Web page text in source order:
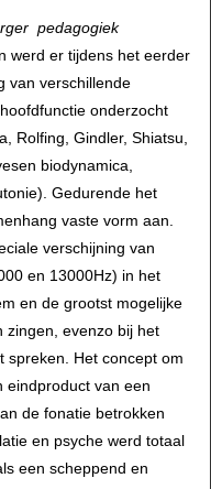
pedagogiek
werd er tijdens het eerder
van verschillende
onderzocht
Rolfing, Gindler, Shiatsu,
biodynamica,
Gedurende het
vaste vorm aan.
verschijning van
en 13000Hz) in het
en de grootst mogelijke
zingen, evenzo bij het
spreken. Het concept om
eindproduct van een
de fonatie betrokken
en psyche werd totaal
een scheppend en